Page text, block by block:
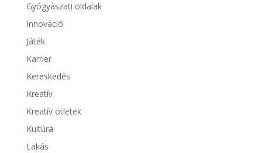
Gyógyászati oldalak
Innováció
Játék
Karrier
Kereskedés
Kreatív
Kreatív ötletek
Kultúra
Lakás